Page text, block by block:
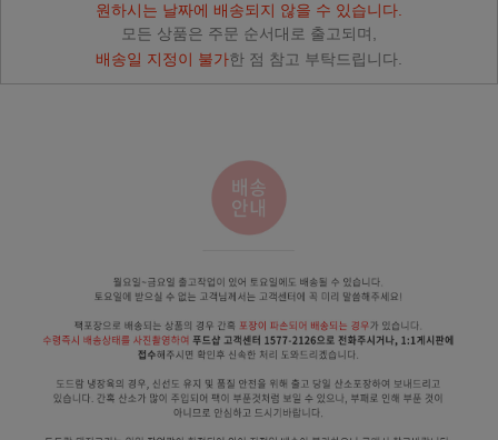
원하시는 날짜에 배송되지 않을 수 있습니다.
모든 상품은 주문 순서대로 출고되며,
배송일 지정이 불가한 점 참고 부탁드립니다.